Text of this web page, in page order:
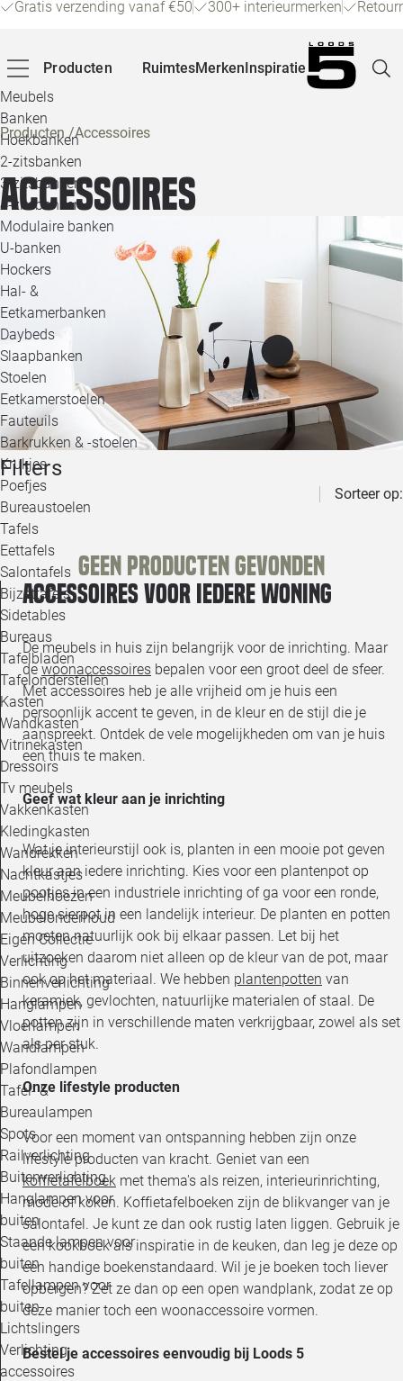
Gratis verzending vanaf €50 300+ interieurmerken
Producten
Meubels
Banken
Hoekbanken
2-zitsbanken
3-zitsbanken
4-zitsbanken
Modulaire banken
U-banken
Hockers
Hal- &
Eetkamerbanken
Daybeds
Slaapbanken
Stoelen
Eetkamerstoelen
Fauteuils
Barkrukken & -stoelen
Krukjes
Poefjes
Bureaustoelen
Tafels
Eettafels
Salontafels
Bijzettafels
Sidetables
Bureaus
Tafelbladen
Tafelonderstellen
Kasten
Wandkasten
Vitrinekasten
Dressoirs
Tv meubels
Vakkenkasten
Kledingkasten
Wandrekken
Nachtkastjes
Meubelhoezen
Meubelonderhoud
Eigen Collectie
Verlichting
Binnenverlichting
Hanglampen
Vloerlampen
Wandlampen
Plafondlampen
Tafel- &
Bureaulampen
Spots
Railverlichting
Buitenverlichting
Hanglampen voor
buiten
Staande lampen voor
buiten
Tafellampen voor
buiten
Lichtslingers
Verlichting
accessoires
RuimtesMerkenInspiratie
Alle
Producten/Accessoires
Accessoires
Filters
Sorteer op:
Geen producten gevonden
Accessoires voor iedere woning
De meubels in huis zijn belangrijk voor de inrichting. Maar
dewoonaccessoires bepalen voor een groot deel de sfeer.
Met accessoires heb je alle vrijheid om je huis een
persoonlijk accent te geven, in de kleur en de stijl die je
aanspreekt. Ontdek de vele mogelijkheden om van je huis
een thuis te maken.
Geef wat kleur aan je inrichting
Wat je interieurstijl ook is, planten in een mooie pot geven
kleur aan iedere inrichting. Kies voor een plantenpot op
pootjes in een industriele inrichting of ga voor een ronde,
hoge sierpot in een landelijk interieur. De planten en potten
moeten natuurlijk ook bij elkaar passen. Let bij het
uitzoeken daarom niet alleen op de kleur van de pot, maar
ook op het materiaal. We hebben plantenpotten van
keramiek, gevlochten, natuurlijke materialen of staal. De
potten zijn in verschillende maten verkrijgbaar, zowel als set
als per stuk.
Onze lifestyle producten
Voor een moment van ontspanning hebben zijn onze
lifestyle producten van kracht. Geniet van een
koffietafelboek met thema's als reizen, interieurinrichting,
mode of koken. Koffietafelboeken zijn de blikvanger van je
salontafel. Je kunt ze dan ook rustig laten liggen. Gebruik je
een kookboek als inspiratie in de keuken, dan leg je deze op
een handige boekenstandaard. Wil je je boeken toch liever
opbergen? Zet ze dan op een open wandplank, zodat ze op
deze manier toch een woonaccessoire vormen.
Bestel je accessoires eenvoudig bij Loods 5